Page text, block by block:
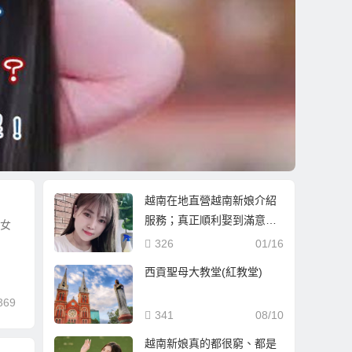
越南在地直營越南新娘介紹
服務；真正順利娶到滿意的
越南新娘！
01/16
326
西貢聖母大教堂(紅教堂)
08/10
341
越南新娘真的都很窮、都是